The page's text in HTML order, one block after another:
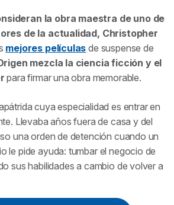
la obra maestra de uno de
de la actualidad, Christopher
mejores películas de suspense de
mezcla la ciencia ficción y el
para firmar una obra memorable.
cuya especialidad es entrar en
Llevaba años fuera de casa y del
una orden de detención cuando un
le pide ayuda: tumbar el negocio de
sus habilidades a cambio de volver a